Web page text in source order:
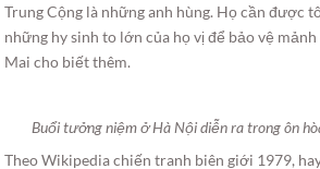
Trung Cộng là những anh hùng. Họ cần được
những hy sinh to lớn của họ vị để bảo vệ mảnh
Mai cho biết thêm.
Buổi tưởng niệm ở Hà Nội diễn ra trong ôn
Theo Wikipedia chiến tranh biên giới 1979,